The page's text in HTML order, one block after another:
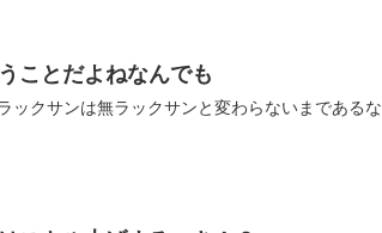
ことだよねなんでも
ーがちゃんねる 2022/12/20(火) 10:56:27.74 5ラックサン必須かこれ😨 4ラックサンは無ラックサンと変わらないまであるな